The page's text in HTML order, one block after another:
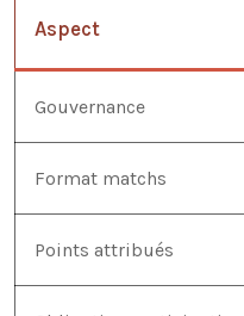
Aspect
Gouvernance
Format matchs
Points attribués